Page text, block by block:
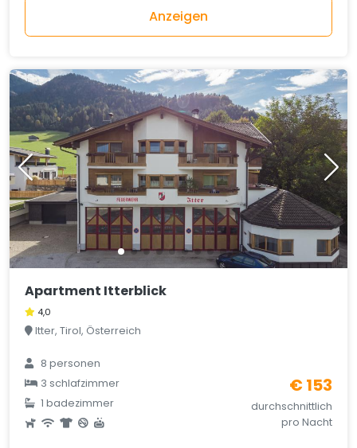
Anzeigen
Apartment Itterblick
4,0
Itter, Tirol, Österreich
8 personen
3 schlafzimmer
1 badezimmer
€ 153
durchschnittlich
pro Nacht